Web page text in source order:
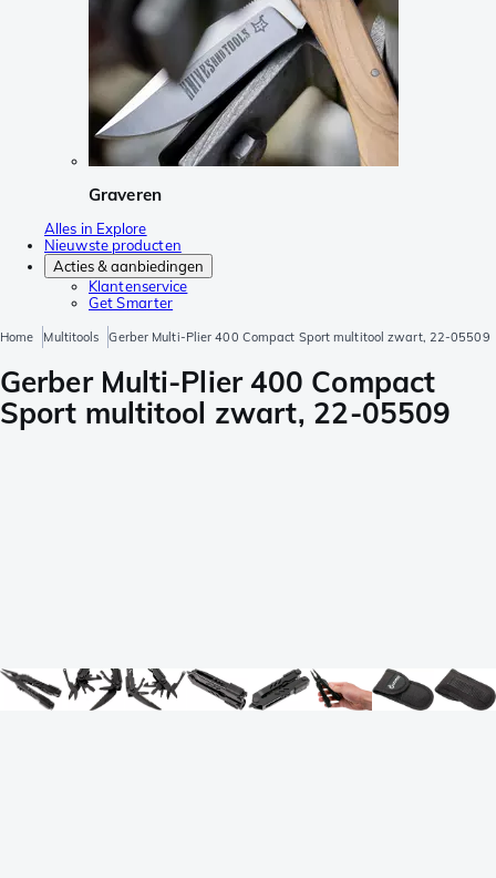
Graveren
Alles in Explore
Nieuwste producten
Acties & aanbiedingen
Klantenservice
Get Smarter
Home Multitools Gerber Multi-Plier 400 Compact Sport multitool zwart, 22-05509
Gerber Multi-Plier 400 Compact
Sport multitool zwart, 22-05509